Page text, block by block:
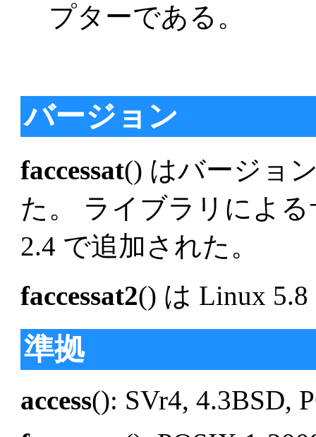
プターである。
バージョン
faccessat() はバージョ
た。 ライブラリによ
2.4 で追加された。
faccessat2() は Linux
準拠
access(): SVr4, 4.3BSD,